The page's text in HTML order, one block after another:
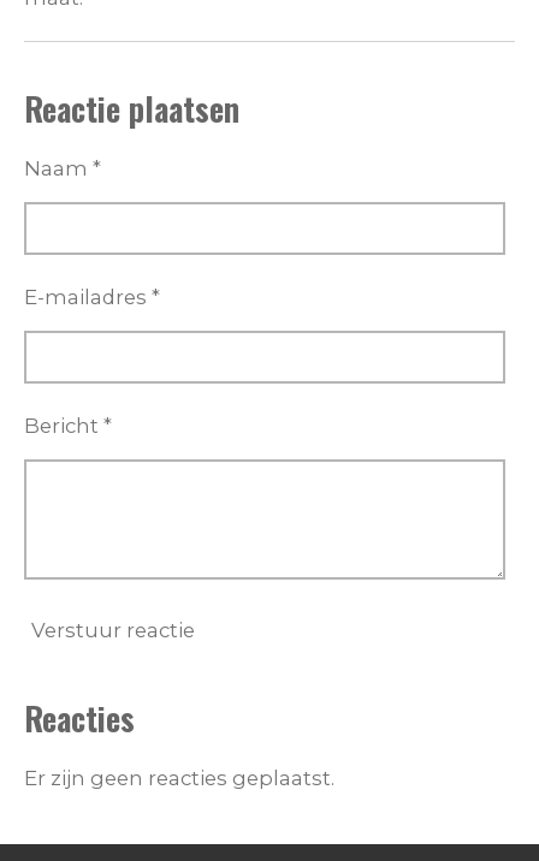
Reactie plaatsen
Naam *
E-mailadres *
Bericht *
Verstuur reactie
Reacties
Er zijn geen reacties geplaatst.